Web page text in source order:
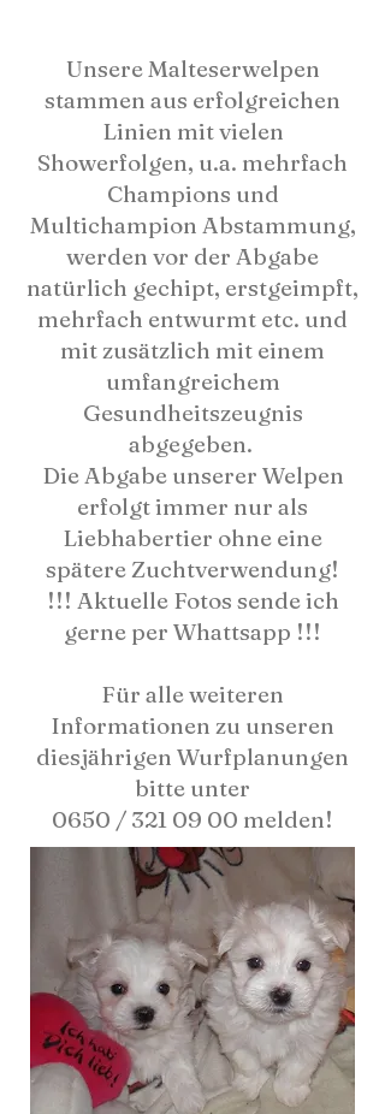
Unsere Malteserwelpen
stammen aus erfolgreichen
Linien mit vielen
Showerfolgen, u.a. mehrfach
Champions und
Multichampion Abstammung,
werden vor der Abgabe
natürlich gechipt, erstgeimpft,
mehrfach entwurmt etc. und
mit zusätzlich mit einem
umfangreichem
Gesundheitszeugnis
abgegeben.
Die Abgabe unserer Welpen
erfolgt immer nur als
Liebhabertier ohne eine
spätere Zuchtverwendung!
!!! Aktuelle Fotos sende ich
gerne per Whattsapp !!!
Für alle weiteren
Informationen zu unseren
diesjährigen Wurfplanungen
bitte unter
0650 / 321 09 00 melden!